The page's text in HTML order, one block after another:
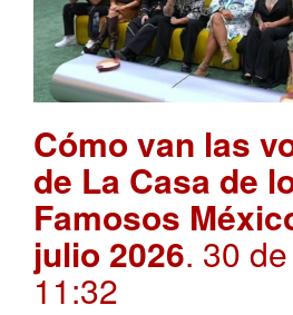
Cómo van las
de La Casa de
Famosos
julio 2026. 30
11:32